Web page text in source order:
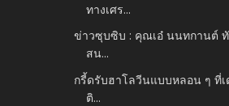
ทางเศร...
ข่าวซุบซิบ : คุณเอ๋ นนทกานต์ ทั
สน...
กรี้ดรับฮาโลวีนแบบหลอน ๆ ที่เ
ติ...